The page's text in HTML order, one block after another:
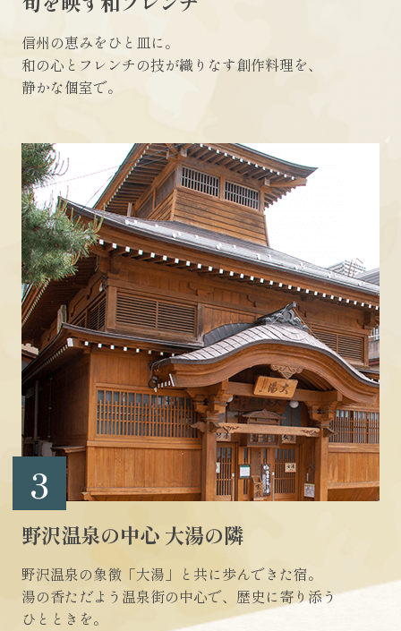
信州の恵みをひと皿に。
和の心とフレンチの技が織りなす創作料理を、
静かな個室で。
3
野沢温泉の中心 大湯の隣
野沢温泉の象徴「大湯」と共に歩んできた宿。
湯の香ただよう温泉街の中心で、歴史に寄り添う
ひとときを。